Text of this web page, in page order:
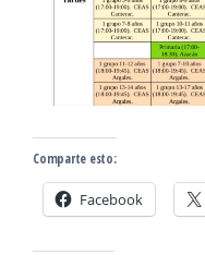
Comparte esto:
Facebook